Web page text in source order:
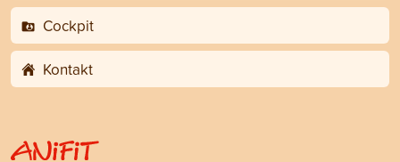
Cockpit
Kontakt